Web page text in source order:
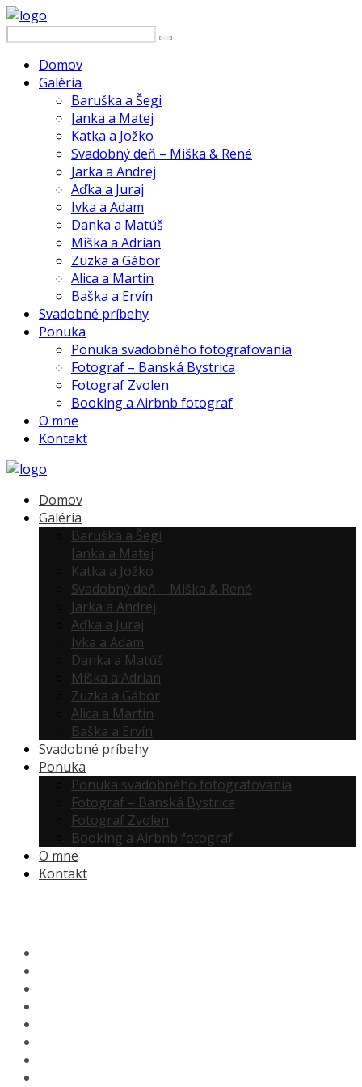
Domov
Galéria
Baruška a Šegi
Janka a Matej
Katka a Jožko
Svadobný deň – Miška & René
Jarka a Andrej
Aďka a Juraj
Ivka a Adam
Danka a Matúš
Miška a Adrian
Zuzka a Gábor
Alica a Martin
Baška a Ervín
Svadobné príbehy
Ponuka
Ponuka svadobného fotografovania
Fotograf – Banská Bystrica
Fotograf Zvolen
Booking a Airbnb fotograf
O mne
Kontakt
Domov
Galéria
Baruška a Šegi
Janka a Matej
Katka a Jožko
Svadobný deň – Miška & René
Jarka a Andrej
Aďka a Juraj
Ivka a Adam
Danka a Matúš
Miška a Adrian
Zuzka a Gábor
Alica a Martin
Baška a Ervín
Svadobné príbehy
Ponuka
Ponuka svadobného fotografovania
Fotograf – Banská Bystrica
Fotograf Zvolen
Booking a Airbnb fotograf
O mne
Kontakt